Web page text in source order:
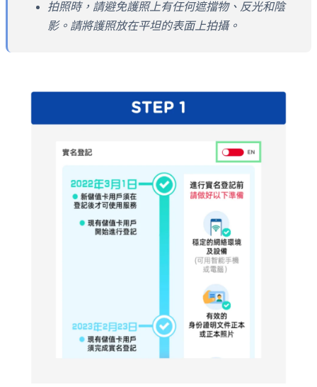
拍照時，請避免護照上有任何遮擋物、反光和陰
影。請將護照放在平坦的表面上拍攝。